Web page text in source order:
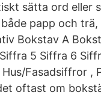
sätta ord eller
papp och
Bokstav A
5 Siffra 6
Fasadsiffror ,
oftast om